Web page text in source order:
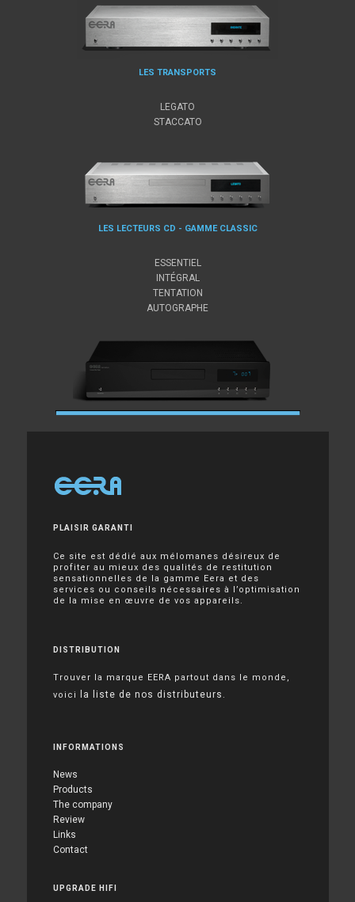
LES TRANSPORTS
LEGATO
STACCATO
LES LECTEURS CD - GAMME CLASSIC
ESSENTIEL
INTÉGRAL
TENTATION
AUTOGRAPHE
PLAISIR GARANTI
Ce site est dédié aux mélomanes désireux de
profiter au mieux des qualités de restitution
sensationnelles de la gamme Eera et des
services ou conseils nécessaires à l’optimisation
de la mise en œuvre de vos appareils.
DISTRIBUTION
Trouver la marque EERA partout dans le monde,
voici
la liste de nos distributeurs .
INFORMATIONS
News
Products
The company
Review
Links
Contact
UPGRADE HIFI